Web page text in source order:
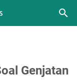
Genjatan